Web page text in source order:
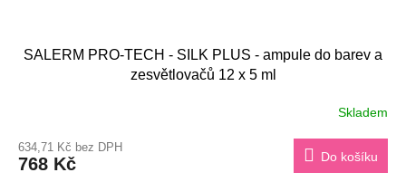
SALERM PRO-TECH - SILK PLUS - ampule do barev a
zesvětlovačů 12 x 5 ml
Skladem
634,71 Kč bez DPH
768 Kč Do košíku